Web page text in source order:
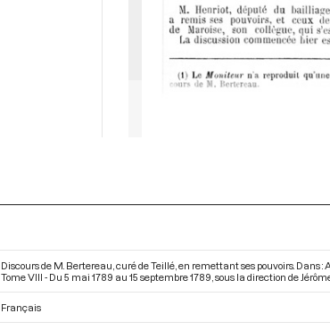
Discours de M. Bertereau, curé de Teillé, en remettant ses pouvoirs.
Tome VIII - Du 5 mai 1789 au 15 septembre 1789 , sous la direction de
Français